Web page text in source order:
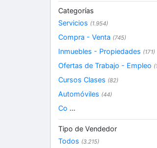
Categorías
Servicios (1.954)
Compra - Venta (745)
Inmuebles - Propiedades (171)
Ofertas de Trabajo - Empleo
Cursos Clases (82)
Automóviles (44)
Co ...
Tipo de Vendedor
Todos (3.215)